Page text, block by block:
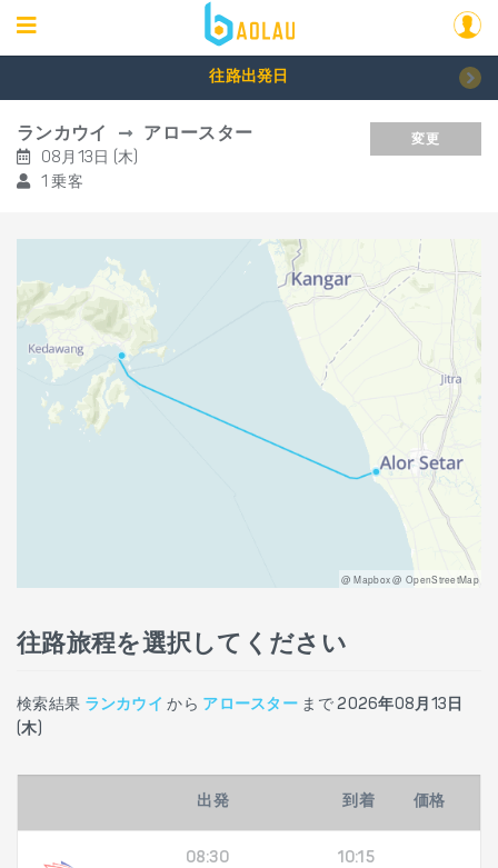
往路出発日
ランカウイ アロースター
08月13日 (木)
1 乗客
変更
@ Mapbox @ OpenStreetMap
往路旅程を選択してください
検索結果 ランカウイ から アロースター まで2026年08月13日
(木)
出発 到着 価格
08:30
10:15